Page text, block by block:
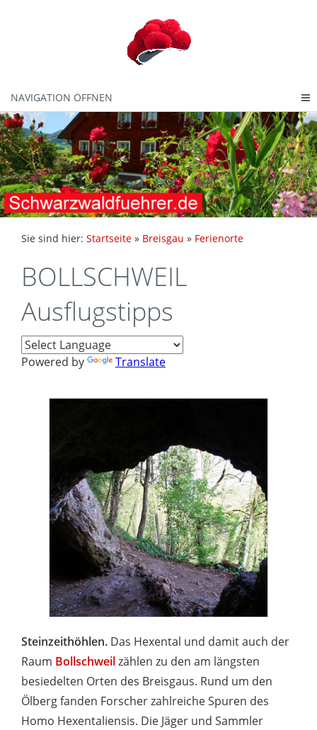
NAVIGATION ÖFFNEN
Sie sind hier: Startseite » Breisgau » Ferienorte
BOLLSCHWEIL
Ausflugstipps
Powered by Translate
Steinzeithöhlen. Das Hexental und damit auch der
Raum Bollschweilzählen zu den am längsten
besiedelten Orten des Breisgaus. Rund um den
Ölberg fanden Forscher zahlreiche Spuren des
Homo Hexentaliensis. Die Jäger und Sammler